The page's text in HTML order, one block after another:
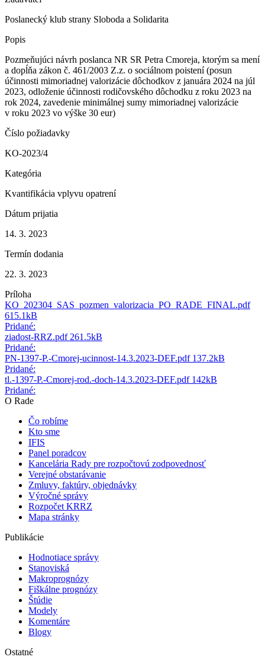
Poslanecký klub strany Sloboda a Solidarita
Popis
Pozmeňujúci návrh poslanca NR SR Petra Cmoreja, ktorým sa mení
a dopĺňa zákon č. 461/2003 Z.z. o sociálnom poistení (posun
účinnosti mimoriadnej valorizácie dôchodkov z januára 2024 na júl
2023, odloženie účinnosti rodičovského dôchodku z roku 2023 na
rok 2024, zavedenie minimálnej sumy mimoriadnej valorizácie
v roku 2023 vo výške 30 eur)
Číslo požiadavky
KO-2023/4
Kategória
Kvantifikácia vplyvu opatrení
Dátum prijatia
14. 3. 2023
Termín dodania
22. 3. 2023
Príloha
KO_202304_SAS_pozmen_valorizacia_PO_RADE_FINAL.pdf
615.1kB
Pridané:
ziadost-RRZ.pdf 261.5kB
Pridané:
PN-1397-P.-Cmorej-ucinnost-14.3.2023-DEF.pdf 137.2kB
Pridané:
tl.-1397-P.-Cmorej-rod.-doch-14.3.2023-DEF.pdf 142kB
Pridané:
O Rade
Čo robíme
Kto sme
IFIS
Panel poradcov
Kancelária Rady pre rozpočtovú zodpovednosť
Verejné obstarávanie
Zmluvy, faktúry, objednávky
Výročné správy
Rozpočet KRRZ
Mapa stránky
Publikácie
Hodnotiace správy
Stanoviská
Makroprognózy
Fiškálne prognózy
Štúdie
Modely
Komentáre
Blogy
Ostatné